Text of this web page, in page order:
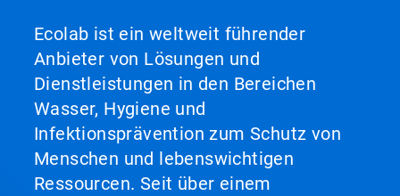
Ecolab ist ein weltweit führender
Anbieter von Lösungen und
Dienstleistungen in den Bereichen
Wasser, Hygiene und
Infektionsprävention zum Schutz von
Menschen und lebenswichtigen
Ressourcen. Seit über einem